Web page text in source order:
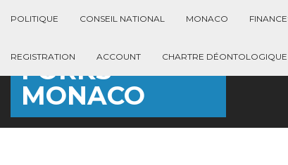
POLITIQUE CONSEIL NATIONAL MONACO
REGISTRATION ACCOUNT CHARTRE
FORKS
MONACO